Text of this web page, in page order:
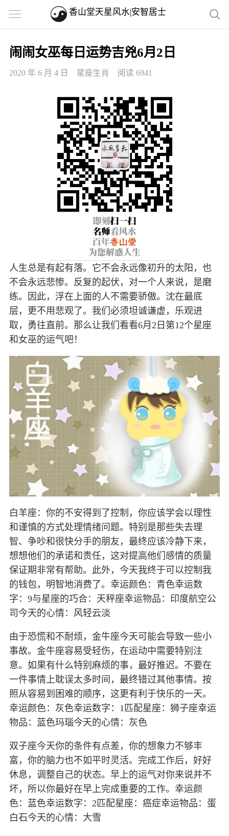
香山堂天星风水|安智居士
闹闹女巫每日运势吉兇6月2日
2020 年 6 月 4 日 星座生肖 阅读 6941
人生总是有起有落。它不会永远像初升的太阳，也
不会永远悲惨。反复的起伏，对一个人来说，是磨
练。因此，浮在上面的人不需要骄傲。沈在最底
层，更不用悲观了。我们必须坦诚谦虚，乐观进
取，勇往直前。那么让我们看看6月2日第12个星座
和女巫的运气吧！
白羊座：你的不安得到了控制，你应该学会以理性
和谨慎的方式处理情绪问题。特别是那些失去理
智、争吵和很快分手的朋友，最终应该冷静下来，
想想他们的承诺和责任，这对提高他们感情的质量
保证期非常有帮助。此外，今天我终于可以控制我
的钱包，明智地消费了。幸运颜色：青色幸运数
字：9与星座的巧合：天秤座幸运物品：印度航空公
司今天的心情：风轻云淡
由于恐慌和不耐烦，金牛座今天可能会导致一些小
事故。金牛座容易受轻伤，在运动中需要特别注
意。如果有什么特别麻烦的事，最好推迟。不要在
一件事情上耽误太多时间，最终错过其他事情。按
照从容易到困难的顺序，这更有利于快乐的一天。
幸运颜色：灰色幸运数字：1匹配星座：狮子座幸运
物品：蓝色玛瑙今天的心情：灰色
双子座今天你的条件有点差，你的想象力不够丰
富，你的脑力也不如平时灵活。完成工作后，好好
休息，调整自己的状态。早上的运气对你来说并不
坏，所以你最好在早上完成重要的工作。幸运颜
色：蓝色幸运数字：2匹配星座：癌症幸运物品：蛋
白石今天的心情：大雪